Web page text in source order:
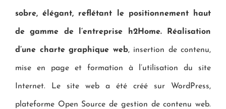
sobre, élégant, reflétant le positionnement haut
de gamme de l’entreprise h2Home. Réalisation
d’une charte graphique web, insertion de contenu,
mise en page et formation à l’utilisation du site
Internet. Le site web a été créé sur WordPress,
plateforme Open Source de gestion de contenu web.